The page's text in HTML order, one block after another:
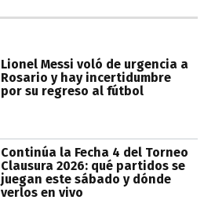
Lionel Messi voló de urgencia a
Rosario y hay incertidumbre
por su regreso al fútbol
Continúa la Fecha 4 del Torneo
Clausura 2026: qué partidos se
juegan este sábado y dónde
verlos en vivo